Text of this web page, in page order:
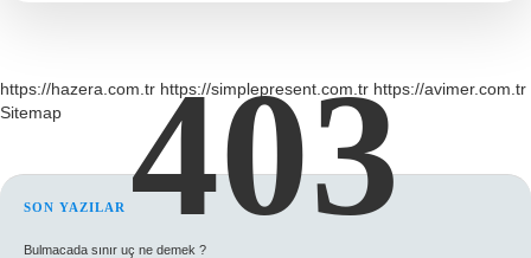
https://hazera.com.tr https://simplepresent.com.tr https://avimer.com.tr
Sitemap
SIDEBAR
SON YAZILAR
Bulmacada sınır uç ne demek ?403